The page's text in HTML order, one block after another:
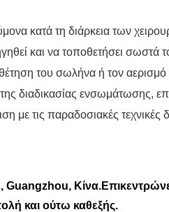
κατά τη διάρκεια των
και να τοποθετήσει
του σωλήνα ή τον
διαδικασίας ενσωμάτωσης,
με τις παραδοσιακές
και ούτω καθεξής.